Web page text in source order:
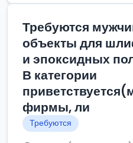
Требуются
объекты для
и эпоксидных
В категории
фирмы, ли
Требуются